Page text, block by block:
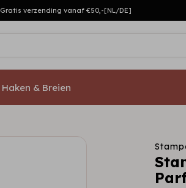
Gratis verzending vanaf €50,-[NL/DE]
Haken & Breien